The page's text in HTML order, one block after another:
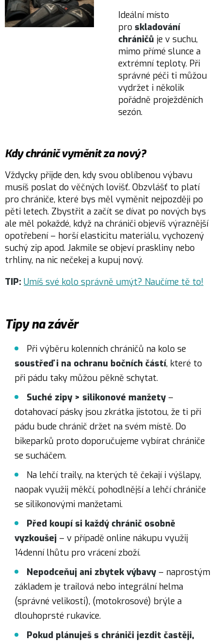
Ideální místo
pro skladování
chráničů je v suchu,
mimo přímé slunce a
extrémní teploty. Při
správné péči ti můžou
vydržet i několik
pořádně proježděních
sezón.
Kdy chránič vyměnit za nový?
Vždycky přijde den, kdy svou oblíbenou výbavu
musíš poslat do věčných lovišť. Obzvlášť to platí
pro chrániče, které bys měl vyměnit nejpozději po
pěti letech. Zbystřit a začít se dívat po nových bys
ale měl pokaždé, když na chrániči objevíš výraznější
opotřebení – horší elasticitu materiálu, vychozený
suchý zip apod. Jakmile se objeví praskliny nebo
trhliny, na nic nečekej a kupuj nový.
TIP: Umíš své kolo správně umýt? Naučíme tě to!
Tipy na závěr
Při výběru kolenních chráničů na kolo se
soustřeď i na ochranu bočních částí, které to
při pádu taky můžou pěkně schytat.
Suché zipy > silikonové manžety–
dotahovací pásky jsou zkrátka jistotou, že ti při
pádu bude chránič držet na svém místě. Do
bikeparků proto doporučujeme vybírat chrániče
se sucháčem.
Na lehčí traily, na kterých tě čekají i výšlapy,
naopak využij měkčí, pohodlnější a lehčí chrániče
se silikonovými manžetami.
Před koupí si každý chránič osobně
vyzkoušej – v případě online nákupu využij
14denní lhůtu pro vrácení zboží.
Nepodceňuj ani zbytek výbavy – naprostým
základem je trailová nebo integrální helma
(správné velikosti), (motokrosové) brýle a
dlouhoprsté rukavice.
Pokud plánuješ s chrániči jezdit častěji,